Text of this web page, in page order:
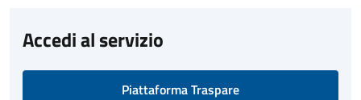
Accedi al servizio
Piattaforma Traspare